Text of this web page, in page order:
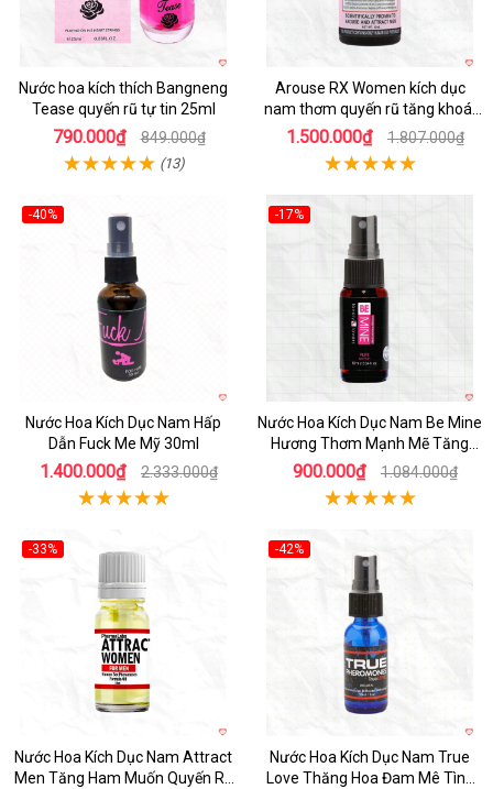
Nước hoa kích thích Bangneng
Tease quyến rũ tự tin 25ml
790.000₫ 849.000₫
(13)
Arouse RX Women kích dục
nam thơm quyến rũ tăng khoái
cảm
1.500.000₫ 1.807.000₫
-40%
Nước Hoa Kích Dục Nam Hấp
Dẫn Fuck Me Mỹ 30ml
1.400.000₫ 2.333.000₫
-17%
Nước Hoa Kích Dục Nam Be Mine
Hương Thơm Mạnh Mẽ Tăng
Hưng Phấn
900.000₫ 1.084.000₫
-33%
Nước Hoa Kích Dục Nam Attract
Men Tăng Ham Muốn Quyến Rũ
-42%
Nước Hoa Kích Dục Nam True
Love Thăng Hoa Đam Mê Tình